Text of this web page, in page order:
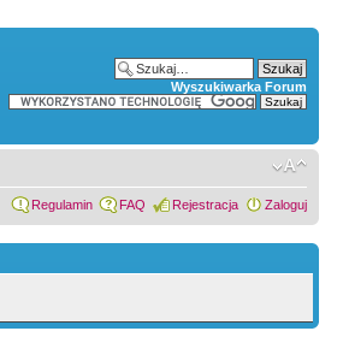
Wyszukiwarka Forum
Regulamin FAQ Rejestracja Zaloguj